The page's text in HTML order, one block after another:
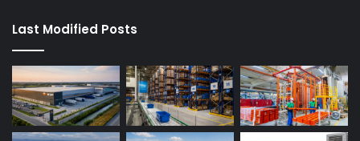
Last Modified Posts